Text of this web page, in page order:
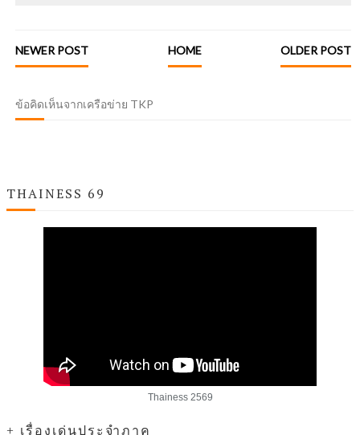
NEWER POST OLDER POST
HOME
ข้อคิดเห็นจากเครือข่าย TKP
THAINESS 69
Thainess 2569
+ เรื่องเด่นประจำภาค